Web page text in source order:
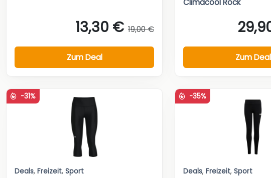
13,30 € 19,00 €
Zum Deal
Climacool Rock
Zum Deal
-31%
Deals, Freizeit, Sport
-35%
Deals, Freizeit, Sport